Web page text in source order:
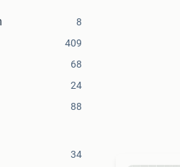
8
409
68
24
88
34